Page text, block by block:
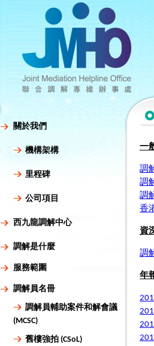
關於我們
機構架構
里程碑
公司項目
西九龍調解中心
調解是什麼
服務範圍
調解員名冊
調解員輔助案件和解會議
(MCSC)
舊樓強拍 (CSoL)
一
調
調
調
香
資
調
年